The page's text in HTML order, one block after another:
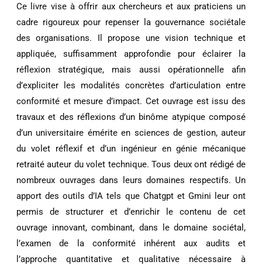
Ce livre vise à offrir aux chercheurs et aux praticiens un
cadre rigoureux pour repenser la gouvernance sociétale
des organisations. Il propose une vision technique et
appliquée, suffisamment approfondie pour éclairer la
réflexion stratégique, mais aussi opérationnelle afin
d’expliciter les modalités concrètes d’articulation entre
conformité et mesure d’impact. Cet ouvrage est issu des
travaux et des réflexions d’un binôme atypique composé
d’un universitaire émérite en sciences de gestion, auteur
du volet réflexif et d’un ingénieur en génie mécanique
retraité auteur du volet technique. Tous deux ont rédigé de
nombreux ouvrages dans leurs domaines respectifs. Un
apport des outils d’IA tels que Chatgpt et Gmini leur ont
permis de structurer et d’enrichir le contenu de cet
ouvrage innovant, combinant, dans le domaine sociétal,
l’examen de la conformité inhérent aux audits et
l’approche quantitative et qualitative nécessaire à